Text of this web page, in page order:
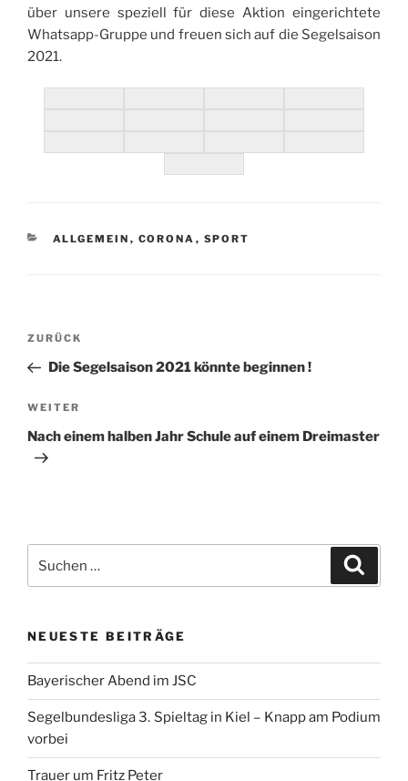
über unsere speziell für diese Aktion eingerichtete
Whatsapp-Gruppe und freuen sich auf die Segelsaison
2021.
KATEGORIEN
ALLGEMEIN , CORONA , SPORT
Beitragsnavigation
Vorheriger
Beitrag
ZURÜCK
Die Segelsaison 2021 könnte beginnen !
Nächster
Beitrag
WEITER
Nach einem halben Jahr Schule auf einem Dreimaster
nach:
NEUESTE BEITRÄGE
Bayerischer Abend im JSC
Segelbundesliga 3. Spieltag in Kiel – Knapp am Podium
vorbei
Trauer um Fritz Peter